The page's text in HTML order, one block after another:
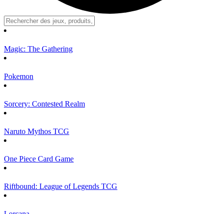
Magic: The Gathering
Pokemon
Sorcery: Contested Realm
Naruto Mythos TCG
One Piece Card Game
Riftbound: League of Legends TCG